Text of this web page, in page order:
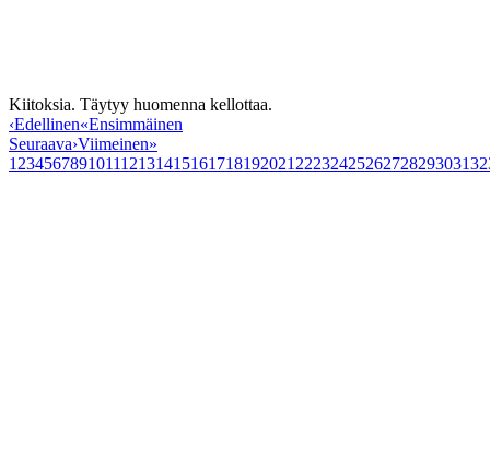
Kiitoksia. Täytyy huomenna kellottaa.
‹Edellinen«Ensimmäinen
Seuraava›Viimeinen»
1 23456789101112131415161718192021 2223242526272829303132